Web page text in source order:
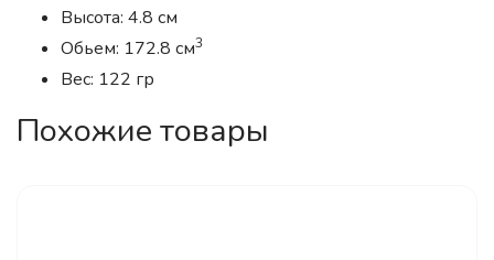
Высота: 4.8 см
Обьем: 172.8 см3
Вес: 122 гр
Похожие товары